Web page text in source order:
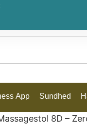
App Sundhed
8D –